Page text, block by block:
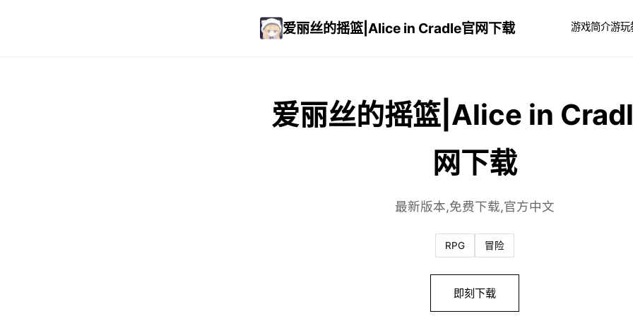
爱丽丝的摇篮|Alice in Cradle官网下载 游戏简介游玩
爱丽丝的摇篮|Alice in
网下载
最新版本,免费下载,官方中文
RPG 冒险
即刻下载